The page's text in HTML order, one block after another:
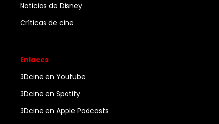
Noticias de Disney
Críticas de cine
Enlaces
3Dcine en Youtube
3Dcine en Spotify
3Dcine en Apple Podcasts